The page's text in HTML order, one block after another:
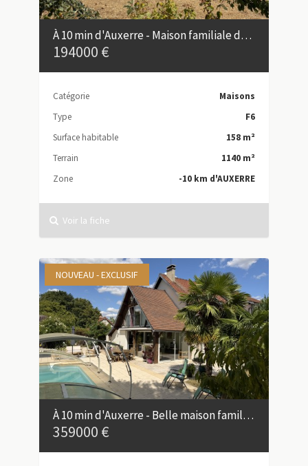
À 10 min d'Auxerre - Maison familiale de 158 m² dans un bourg avec commerces
194000 €
Catégorie
Maisons
Type
F6
Surface habitable
158 m²
Terrain
1140 m²
Zone
-10 km d'AUXERRE
Voir la fiche
NOUVEAU - EXCLUSIF
À 10 min d'Auxerre - Belle maison familiale avec piscine
359000 €